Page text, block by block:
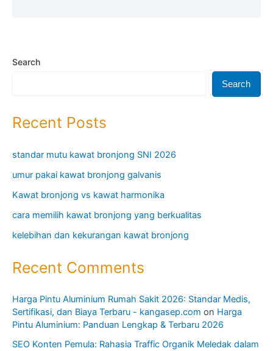
Search
Search
Recent Posts
standar mutu kawat bronjong SNI 2026
umur pakai kawat bronjong galvanis
Kawat bronjong vs kawat harmonika
cara memilih kawat bronjong yang berkualitas
kelebihan dan kekurangan kawat bronjong
Recent Comments
Harga Pintu Aluminium Rumah Sakit 2026: Standar Medis,
Sertifikasi, dan Biaya Terbaru - kangasep.com on Harga
Pintu Aluminium: Panduan Lengkap & Terbaru 2026
SEO Konten Pemula: Rahasia Traffic Organik Meledak dalam